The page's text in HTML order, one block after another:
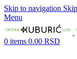
Skip to navigation
Menu
0 items 0.00 RSD